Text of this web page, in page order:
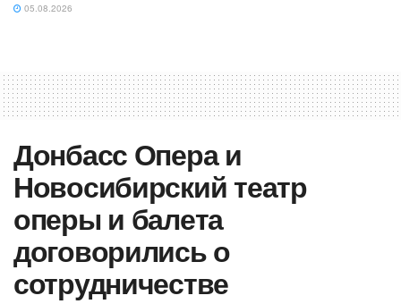
05.08.2026
Донбасс Опера и
Новосибирский театр
оперы и балета
договорились о
сотрудничестве